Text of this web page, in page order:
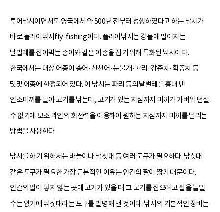
루어낚시이면서도 영국에서 약 500년 전부터 성행하였다고 하는 낚시가
바로 플라이낚시fly-fishing이다. 플라이낚시는 강물에 떨어지는
날벌레를 잡아먹는 송어와 같은 어종을 잡기 위해 특화된 낚시이다.
한국에서는 대상 어종이 송어·산천어·눈불개·끄리·강준치·학꽁치 등
몇몇 어종에 한정되어 있다. 이 낚시는 파리 등의 날벌레를 흉내 낸
인조미끼를 달아 고기를 낚는데, 고기가 있는 지점까지 미끼가 가벼워 던질
수 없기에 보조 라인의 회전력을 이용하여 원하는 지점까지 미끼를 날리는
방법을 사용한다.
낚시를 하기 위해서는 바늘이나 낚싯대 등 여러 도구가 필요하다. 낚싯대
같은 도구가 필요한 가장 근본적인 이유는 인간의 팔이 짧기 때문이다.
인간의 팔이 닿지 않는 곳에 고기가 있을 때 그 고기를 잡으려고 팔을 늘일
수는 없기에 낚싯대라는 도구를 발명해 낸 것이다. 낚시의 기본적인 장비는